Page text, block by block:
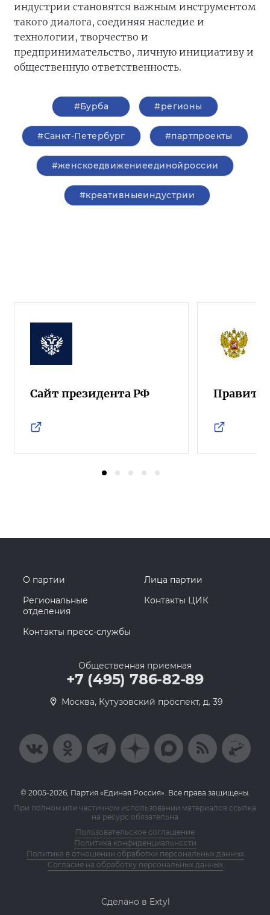
индустрии становятся важным инструментом
такого диалога, соединяя наследие и
технологии, творчество и
предпринимательство, личную инициативу и
общественную ответственность.
#Бурба #регионы
#Санкт-Петербург #партпроекты
#женскоедвижениеединойроссии
#креативныеиндустрии
Сайт президента РФ
О партии
Лица партии
Региональные
отделения
Контакты ЦИК
Контакты пресс-службы
Общественная приемная
+7 (495) 786-82-89
Москва, Кутузовский проспект, д. 39
© 2005-2026, Партия «Единая Россия». Все права защищены.
При полном или частичном использовании материалов ссылка
на ресурс обязательна
Пользовательское соглашение
Политика конфиденциальности
Политика в отношении обработки персональных данных
Согласие на обработку персональных данных
Сделано в Extyl